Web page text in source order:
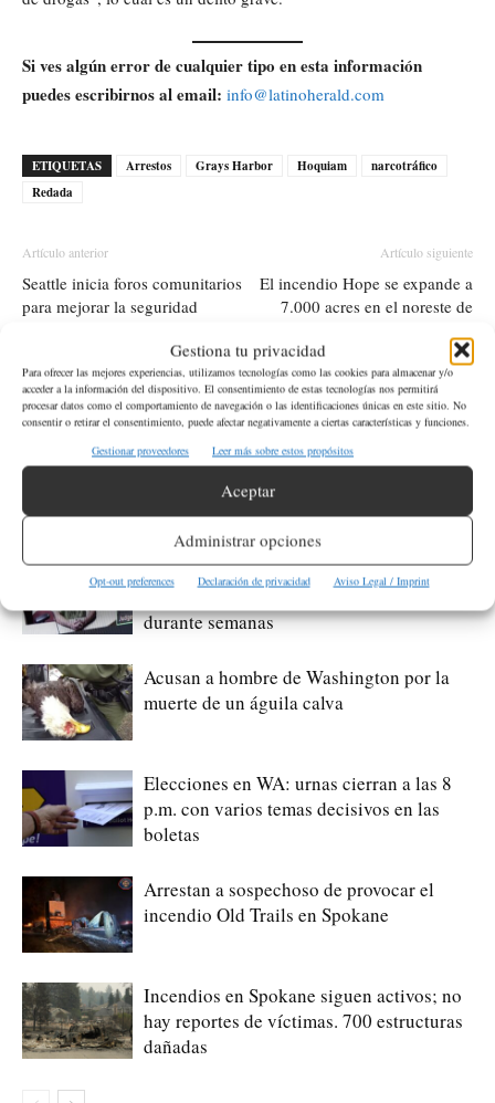
Gestiona tu privacidad
Para ofrecer las mejores experiencias, utilizamos tecnologías como las cookies para almacenar y/o
acceder a la información del dispositivo. El consentimiento de estas tecnologías nos permitirá
procesar datos como el comportamiento de navegación o las identificaciones únicas en este sitio. No
consentir o retirar el consentimiento, puede afectar negativamente a ciertas características y funciones.
Gestionar proveedores
Leer más sobre estos propósitos
Aceptar
Administrar opciones
Opt-out preferences Declaración de privacidad Aviso Legal / Imprint
Si ves algún error de cualquier tipo en esta información
puedes escribirnos al email: info@latinoherald.com
ETIQUETAS Arrestos Grays Harbor Hoquiam
narcotráfico
Redada
Artículo anterior
Seattle inicia foros comunitarios
para mejorar la seguridad
Artículo siguiente
El incendio Hope se expande a
7.000 acres en el noreste de
Artículos relacionados Más del autor
SR 291 reabre tras más de una semana de
cierres por los incendios de Spokane
Acusado de provocar incendio en
Spokane habría planeado el siniestro
durante semanas
Acusan a hombre de Washington por la
muerte de un águila calva
Elecciones en WA: urnas cierran a las 8
p.m. con varios temas decisivos en las
boletas
Arrestan a sospechoso de provocar el
incendio Old Trails en Spokane
Incendios en Spokane siguen activos; no
hay reportes de víctimas. 700 estructuras
dañadas